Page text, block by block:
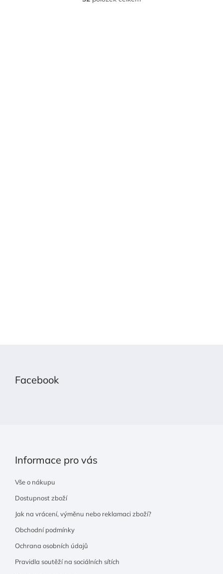
O
Facebook
Informace pro vás
Vše o nákupu
Dostupnost zboží
Jak na vrácení, výměnu nebo reklamaci zboží?
Obchodní podmínky
Ochrana osobních údajů
Pravidla soutěží na sociálních sítích